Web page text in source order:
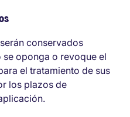
conservados
se oponga o revoque el
el tratamiento de sus
los plazos de